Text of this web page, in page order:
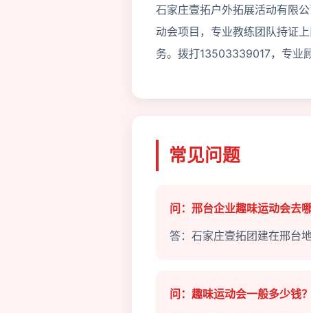
石家庄壹拓户外拓展活动有限
动会项目，专业教练团队持证
务。拨打13503339017，专业
常见问题
问：邢台企业趣味运动会去
答：石家庄壹拓团建在邢台
问：趣味运动会一般多少钱？